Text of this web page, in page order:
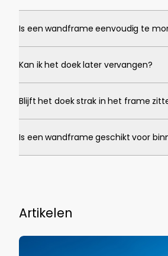
Is een wandframe eenvoudig te
Kan ik het doek later vervangen?
Blijft het doek strak in het frame
Is een wandframe geschikt voor
Artikelen